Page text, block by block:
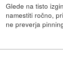
Glede na tisto
namestiti ročno,
ne preverja